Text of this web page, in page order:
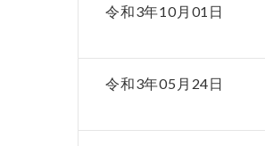
令和3年10月01日
令和3年05月24日